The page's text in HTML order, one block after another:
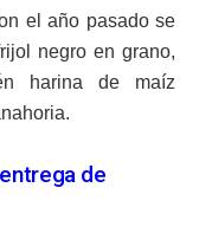
el año pasado se
negro en grano,
harina de maíz
de